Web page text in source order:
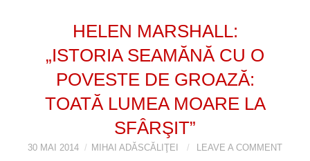
VIZIUNI ȘI SPECTRE
CONTRAPAGINI
CARTE & FILM
HELEN MARSHALL:
„ISTORIA SEAMĂNĂ CU O
POVESTE DE GROAZĂ:
TOATĂ LUMEA MOARE LA
SFÂRŞIT”
30 MAI 2014 MIHAI ADĂSCĂLIŢEI LEAVE A COMMENT